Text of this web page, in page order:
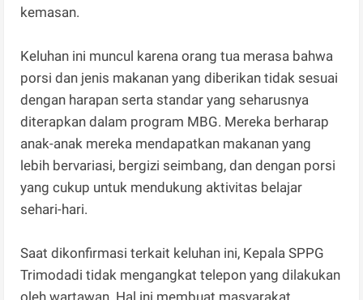
kemasan.
Keluhan ini muncul karena orang tua merasa bahwa
porsi dan jenis makanan yang diberikan tidak sesuai
dengan harapan serta standar yang seharusnya
diterapkan dalam program MBG. Mereka berharap
anak-anak mereka mendapatkan makanan yang
lebih bervariasi, bergizi seimbang, dan dengan porsi
yang cukup untuk mendukung aktivitas belajar
sehari-hari.
Saat dikonfirmasi terkait keluhan ini, Kepala SPPG
Trimodadi tidak mengangkat telepon yang dilakukan